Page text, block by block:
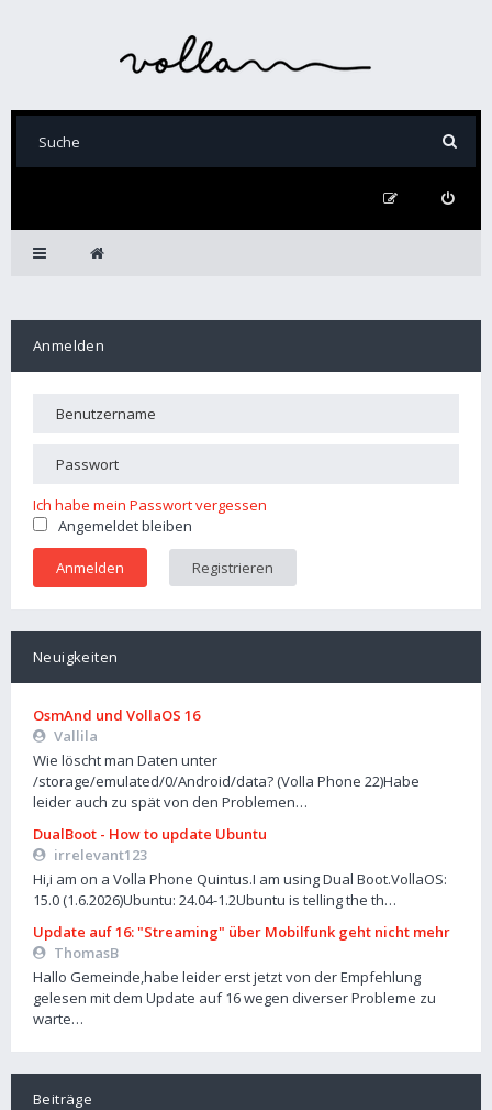
Anmelden
Ich habe mein Passwort vergessen
Angemeldet bleiben
Registrieren
Neuigkeiten
OsmAnd und VollaOS 16
Vallila
Wie löscht man Daten unter
/storage/emulated/0/Android/data? (Volla Phone 22)Habe
leider auch zu spät von den Problemen…
DualBoot - How to update Ubuntu
irrelevant123
Hi,i am on a Volla Phone Quintus.I am using Dual Boot.VollaOS:
15.0 (1.6.2026)Ubuntu: 24.04-1.2Ubuntu is telling the th…
Update auf 16: "Streaming" über Mobilfunk geht nicht mehr
ThomasB
Hallo Gemeinde,habe leider erst jetzt von der Empfehlung
gelesen mit dem Update auf 16 wegen diverser Probleme zu
warte…
Beiträge